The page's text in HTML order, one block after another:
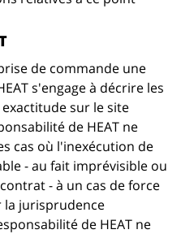
de commande une
s'engage à décrire les
sur le site
de HEAT ne
cas où l'inexécution de
- au fait imprévisible ou
- à un cas de force
la jurisprudence
de HEAT ne